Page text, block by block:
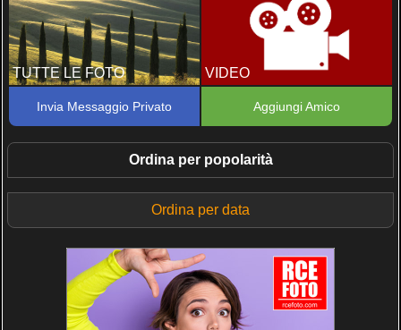
TUTTE LE FOTO VIDEO
Invia Messaggio Privato Aggiungi Amico
Ordina per popolarità
Ordina per data